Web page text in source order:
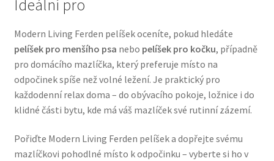
Vodítka a obojky
Wolf of Wilderness
Ideální pro
Modern Living Ferden pelíšek oceníte, pokud hledáte
pelíšek pro menšího psa nebo pelíšek pro kočku, případně
pro domácího mazlíčka, který preferuje místo na
odpočinek spíše než volné ležení. Je praktický pro
každodenní relax doma – do obývacího pokoje, ložnice i do
klidné části bytu, kde má váš mazlíček své rutinní zázemí.
Pořiďte Modern Living Ferden pelíšek a dopřejte svému
mazlíčkovi pohodlné místo k odpočinku – vyberte si ho v